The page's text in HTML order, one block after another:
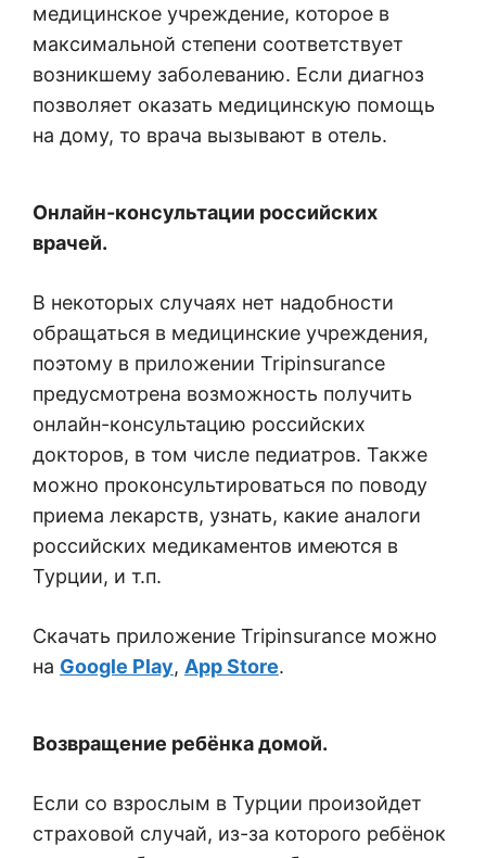
медицинское учреждение, которое в
максимальной степени соответствует
возникшему заболеванию. Если диагноз
позволяет оказать медицинскую помощь
на дому, то врача вызывают в отель.
Онлайн-консультации российских
врачей.
В некоторых случаях нет надобности
обращаться в медицинские учреждения,
поэтому в приложении Tripinsurance
предусмотрена возможность получить
онлайн-консультацию российских
докторов, в том числе педиатров. Также
можно проконсультироваться по поводу
приема лекарств, узнать, какие аналоги
российских медикаментов имеются в
Турции, и т.п.
Скачать приложение Tripinsurance можно
на Google Play, App Store.
Возвращение ребёнка домой.
Если со взрослым в Турции произойдет
страховой случай, из-за которого ребёнок